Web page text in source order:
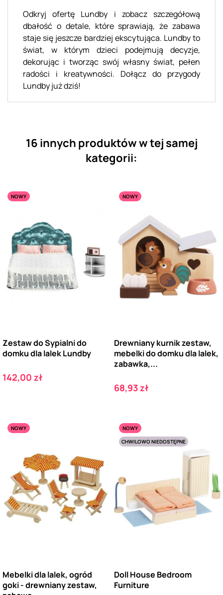
Odkryj ofertę Lundby i zobacz szczegółową
dbałość o detale, które sprawiają, że zabawa
staje się jeszcze bardziej ekscytująca. Lundby to
świat, w którym dzieci podejmują decyzje,
dekorując i tworząc swój własny świat, pełen
radości i kreatywności. Dołącz do przygody
Lundby już dziś!
16 innych produktów w tej samej
kategorii:
NOWY
Zestaw do Sypialni do
domku dla lalek Lundby
Cena
142,00 zł
NOWY
Drewniany kurnik zestaw,
mebelki do domku dla lalek,
zabawka,...
Cena
68,93 zł
NOWY
Mebelki dla lalek, ogród
goki - drewniany zestaw,
NOWY
CHWILOWO NIEDOSTĘPNE
Doll House Bedroom
Furniture